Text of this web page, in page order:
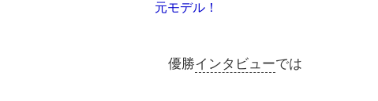
元モデル！
優勝インタビューでは